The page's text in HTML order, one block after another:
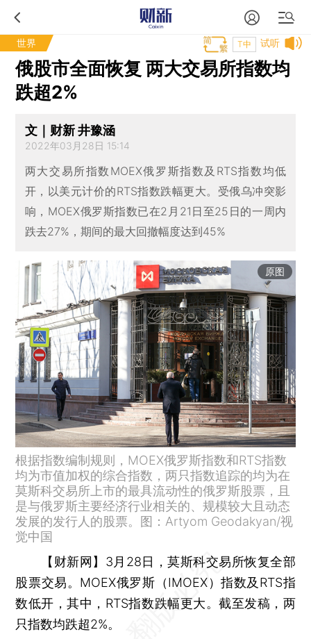
世界 试听
T中
俄股市全面恢复 两大交易所指数均
跌超2%
文｜财新 井豫涵
2022年03月28日 15:14
两大交易所指数MOEX俄罗斯指数及RTS指数均低
开，以美元计价的RTS指数跌幅更大。受俄乌冲突影
响，MOEX俄罗斯指数已在2月21日至25日的一周内
跌去27%，期间的最大回撤幅度达到45%
原图
根据指数编制规则，MOEX俄罗斯指数和RTS指数
均为市值加权的综合指数，两只指数追踪的均为在
莫斯科交易所上市的最具流动性的俄罗斯股票，且
是与俄罗斯主要经济行业相关的、规模较大且动态
发展的发行人的股票。图：Artyom Geodakyan/视
觉中国
【财新网】 3月28日，莫斯科交易所恢复全部
股票交易。MOEX俄罗斯（IMOEX）指数及RTS指
数低开，其中，RTS指数跌幅更大。截至发稿，两
只指数均跌超2%。